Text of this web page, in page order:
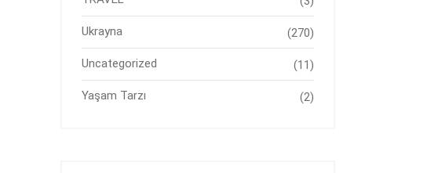
Ukrayna (270)
Uncategorized (11)
Yaşam Tarzı (2)